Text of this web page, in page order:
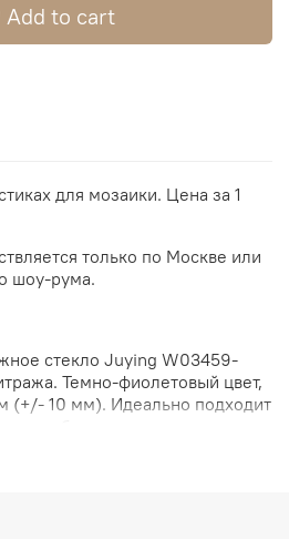
Add to cart
для мозаики. Цена за 1
только по Москве или
шоу-рума.
стекло Juying W03459-
Темно-фиолетовый цвет,
(+/- 10 мм). Идеально подходит